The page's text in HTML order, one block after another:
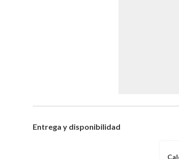
Entrega y disponibilidad